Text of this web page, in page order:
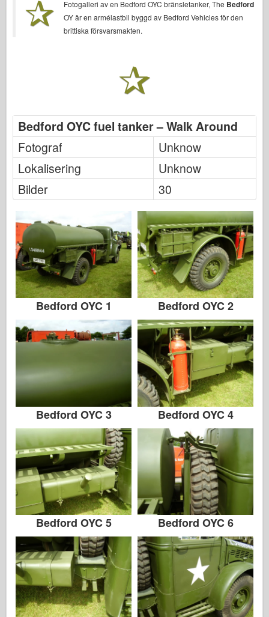
Bronco
Cyber-Hobby
Fina mögel
Tapperhetskrafter
Friulmodel
Hasegawa
Heller (också)
HobbyBoss (hobbyboss)
IBG-modeller
Icm
Italeri
Legend
Meng Modell
Tamiya
Tristar
Trumpetare
Zvezda
Album-Foton
Gå runt
Böcker
Dvd
Kontakta
le Föra journal över
Satserna
Fotogalleri av en Bedford OYC bränsletanker, The Bedford
OY är en armélastbil byggd av Bedford Vehicles för den
brittiska försvarsmakten.
Bedford OYC fuel tanker – Walk Around
Fotograf
Unknow
Lokalisering
Unknow
Bilder
30
Bedford OYC 1 Bedford OYC 2
Bedford OYC 3 Bedford OYC 4
Bedford OYC 5 Bedford OYC 6